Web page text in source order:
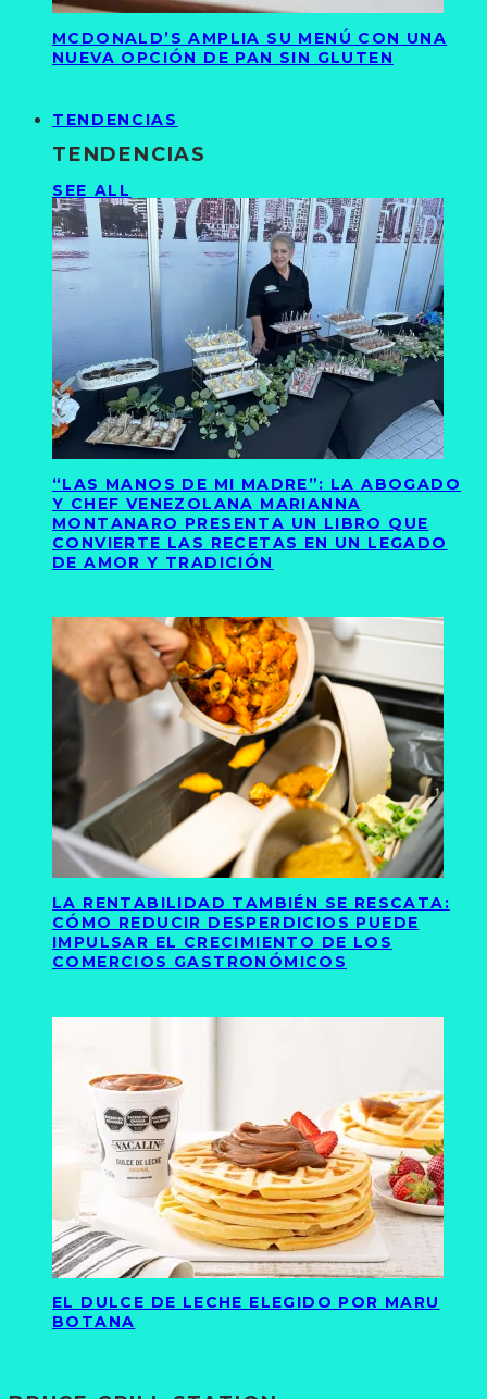
MCDONALD’S AMPLIA SU MENÚ CON UNA
NUEVA OPCIÓN DE PAN SIN GLUTEN
TENDENCIAS
TENDENCIAS
SEE ALL
“LAS MANOS DE MI MADRE”: LA ABOGADO
Y CHEF VENEZOLANA MARIANNA
MONTANARO PRESENTA UN LIBRO QUE
CONVIERTE LAS RECETAS EN UN LEGADO
DE AMOR Y TRADICIÓN
LA RENTABILIDAD TAMBIÉN SE RESCATA:
CÓMO REDUCIR DESPERDICIOS PUEDE
IMPULSAR EL CRECIMIENTO DE LOS
COMERCIOS GASTRONÓMICOS
EL DULCE DE LECHE ELEGIDO POR MARU
BOTANA